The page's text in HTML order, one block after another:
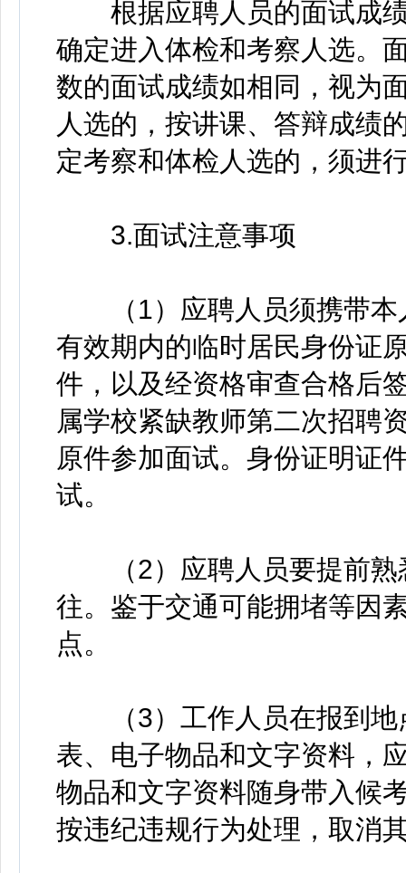
根据应聘人员的面试成绩
确定进入体检和考察人选。
数的面试成绩如相同，视为
人选的，按讲课、答辩成绩
定考察和体检人选的，须进
3.面试注意事项
（1）应聘人员须携带本
有效期内的临时居民身份证
件，以及经资格审查合格后
属学校紧缺教师第二次招聘
原件参加面试。身份证明证
试。
（2）应聘人员要提前熟
往。鉴于交通可能拥堵等因
点。
（3）工作人员在报到地
表、电子物品和文字资料，
物品和文字资料随身带入候
按违纪违规行为处理，取消